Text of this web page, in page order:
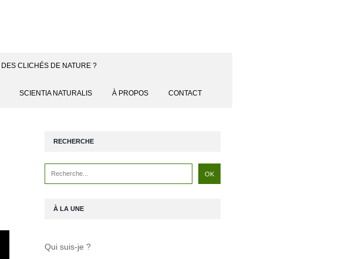
DES CLICHÉS DE NATURE ?
SCIENTIA NATURALIS À PROPOS CONTACT
RECHERCHE
À LA UNE
Qui suis-je ?